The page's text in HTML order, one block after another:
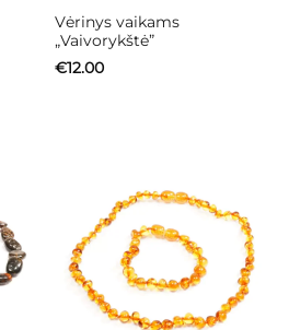
Vėrinys vaikams
„Vaivorykštė”
€12.00